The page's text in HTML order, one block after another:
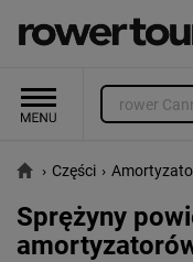
› Części ›
Sprężyny